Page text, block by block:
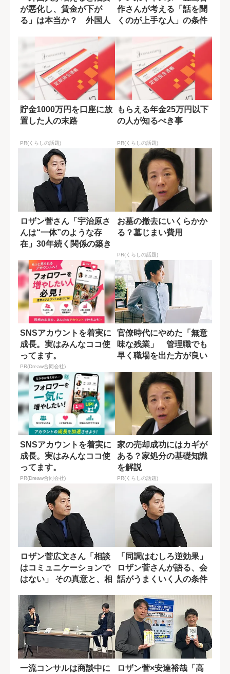
が悪化し、賃金が下が
る」は本当か？ 外国人
作さんが考える「話を聞
くのが上手な人」の条件
貯金1000万円を口座に放
置した人の末路
PR(くらしの話題)
もらえる年金25万円以下
の人が知るべき事
PR(くらしの話題)
ロザン菅さん「宇治原さ
んは“一体”のような存
在」30年続く関係の築き
お墓の撤去にいくらかか
る？墓じまい費用
PR(くらしの話題)
SNSアカウントを着実に
成長。実はみんなココ使
ってます。
PR(Dreaw合同会社)
官僚時代にやめた「無意
味な残業」 管理職でも
早く職場を出た方が良い
SNSアカウントを着実に
成長。実はみんなココ使
ってます。
PR(Dreaw合同会社)
家の売却成功にはカギが
ある？家処分の基礎知識
を解説
PR(くらしの話題)
ロザン菅広文さん「相談
はコミュニケーションで
はない」 その真意と、相
「同調はむしろ逆効果」
ロザン菅さんが語る、会
話がうまくいく人の条件
一流コンサルは商談中に
ロザン菅×安達裕哉「高